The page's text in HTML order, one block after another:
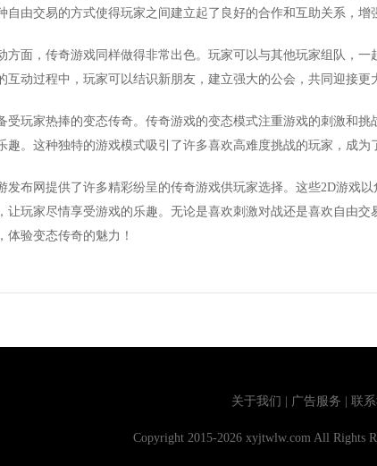
自由交易的方式使得玩家之间建立起了良好的合作和互助关系，增
方面，传奇游戏同样做得非常出色。玩家可以与其他玩家组队，
互动过程中，玩家可以结识新朋友，建立强大的公会，共同迎接更
受玩家热捧的变态传奇。传奇游戏的变态模式注重游戏的刺激和
趣。这种独特的游戏模式吸引了许多喜欢高难度挑战的玩家，成为
发布网提供了许多精彩纷呈的传奇游戏供玩家选择。这些2D游戏
让玩家尽情享受游戏的乐趣。无论是喜欢刺激对战还是喜欢自由
体验变态传奇的魅力！
关于我们 | 广告服务 | 联
Copyright 2015-2026 xyjtwlw.com All Rights